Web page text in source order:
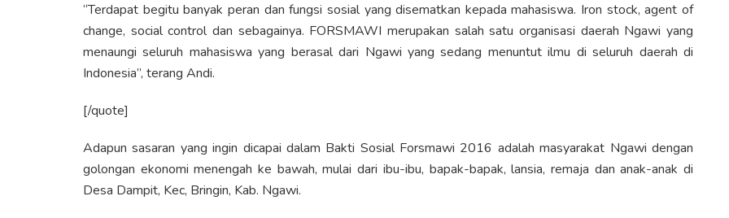
“Terdapat begitu banyak peran dan fungsi sosial yang disematkan kepada mahasiswa. Iron stock, agent of
change, social control dan sebagainya. FORSMAWI merupakan salah satu organisasi daerah Ngawi yang
menaungi seluruh mahasiswa yang berasal dari Ngawi yang sedang menuntut ilmu di seluruh daerah di
Indonesia”, terang Andi.
[/quote]
Adapun sasaran yang ingin dicapai dalam Bakti Sosial Forsmawi 2016 adalah masyarakat Ngawi dengan
golongan ekonomi menengah ke bawah, mulai dari ibu-ibu, bapak-bapak, lansia, remaja dan anak-anak di
Desa Dampit, Kec, Bringin, Kab. Ngawi.